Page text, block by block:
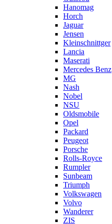
Hanomag
Horch
Jaguar
Jensen
Kleinschnittger
Lancia
Maserati
Mercedes Benz
MG
Nash
Nobel
NSU
Oldsmobile
Opel
Packard
Peugeot
Porsche
Rolls-Royce
Rumpler
Sunbeam
Triumph
Volkswagen
Volvo
Wanderer
ZIS